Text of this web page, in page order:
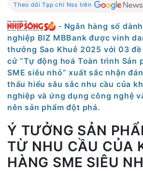
Theo dõi Tạp chí Nss trên
- Ngân hàng số
nghiệp BIZ MBBank được vinh
thưởng Sao Khuê 2025 với 03
cử “Tự động hoá Toàn trình Sản
SME siêu nhỏ” xuất sắc nhận
thấu hiểu sâu sắc nhu cầu của
nghiệp và ứng dụng công nghệ
nên sản phẩm đột phá.
Ý TƯỞNG SẢN
TỪ NHU CẦU CỦA
HÀNG SME SIÊU